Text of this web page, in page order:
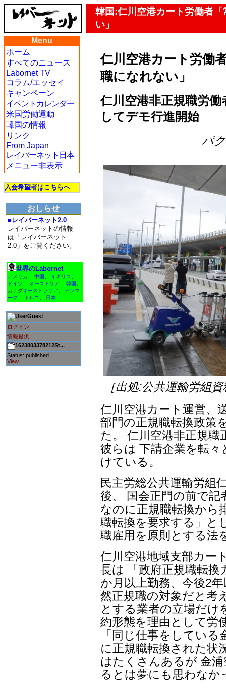
韓国:仁川空港カート労働者
い」
Menu
ホーム
すべてのニュース
Labornet TV
コラム/エッセイ
キャンペーン
イベントカレンダー
米国労働運動
韓国の情報
リンク
From Japan
レイバーネット日本
メニュー非表示
入会希望者はこちらへ
おしらせ
■レイバーネット2.0
レイバーネットの情報
は「レイバーネット
2.0」をご覧ください。
世界のLabornet
アメリカ 中国 イギリス
ドイツ
オーストリア 韓国
カナダオーストラリア
デンマ
ーク
トルコ 日本
Guest
ログイン
情報提供
1623803378212St...
Status: published
View
仁川空港カート労働
職になれない」
仁川空港非正規職労
してデモ行進開始
パ
［出処:公共運輸労組
仁川空港カート運営、
部門の正規職転換政策
た。 仁川空港非正規
彼らは 下請企業を転
けている。
民主労総公共運輸労組
後、 国会正門の前で記
なのに正規職転換から
職転換を要求する」と
職雇用を原則とする法
仁川空港地域支部カー
長は 「政府正規職転
か月以上勤務、今後2
然正規職の対象だと考
とする業者の立場だけ
約形態を理由として労
「同じ仕事をしてい
に正規職転換された状
はたくさんあるが 金
るとは夢にも思わなか